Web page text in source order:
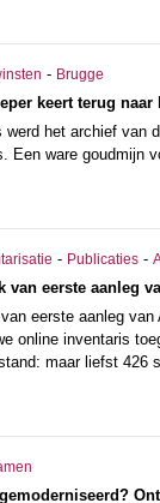
- Brugge
keert terug
werd het archief
Een ware goudmijn
- Publicaties -
van eerste aanleg
eerste aanleg
online inventaris
maar liefst 426